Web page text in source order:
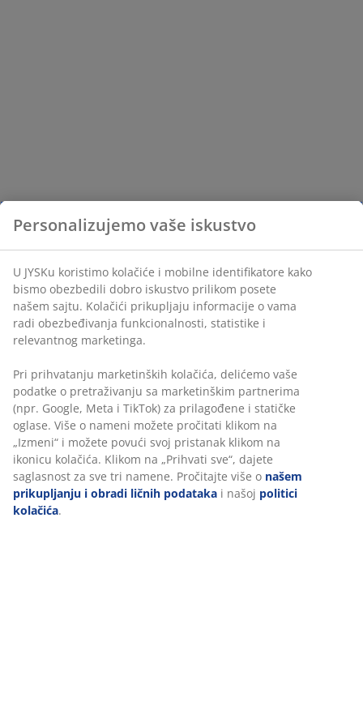
Personalizujemo vaše iskustvo
U JYSKu koristimo kolačiće i mobilne identifikatore kako
bismo obezbedili dobro iskustvo prilikom posete
našem sajtu. Kolačići prikupljaju informacije o vama
radi obezbeđivanja funkcionalnosti, statistike i
relevantnog marketinga.
Pri prihvatanju marketinških kolačića, delićemo vaše
podatke o pretraživanju sa marketinškim partnerima
(npr. Google, Meta i TikTok) za prilagođene i statičke
oglase. Više o nameni možete pročitati klikom na
„Izmeni“ i možete povući svoj pristanak klikom na
ikonicu kolačića. Klikom na „Prihvati sve“, dajete
saglasnost za sve tri namene. Pročitajte više o našem
prikupljanju i obradi ličnih podataka i našoj politici
kolačića.